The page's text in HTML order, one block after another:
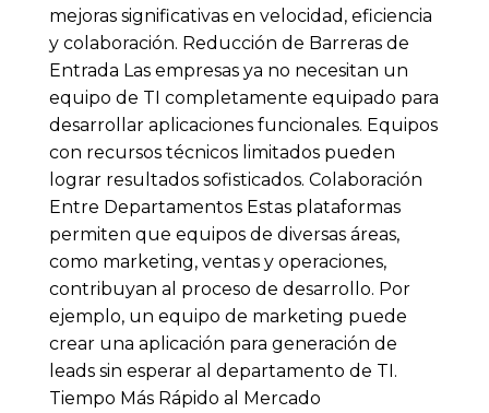
mejoras significativas en velocidad, eficiencia
y colaboración. Reducción de Barreras de
Entrada Las empresas ya no necesitan un
equipo de TI completamente equipado para
desarrollar aplicaciones funcionales. Equipos
con recursos técnicos limitados pueden
lograr resultados sofisticados. Colaboración
Entre Departamentos Estas plataformas
permiten que equipos de diversas áreas,
como marketing, ventas y operaciones,
contribuyan al proceso de desarrollo. Por
ejemplo, un equipo de marketing puede
crear una aplicación para generación de
leads sin esperar al departamento de TI.
Tiempo Más Rápido al Mercado